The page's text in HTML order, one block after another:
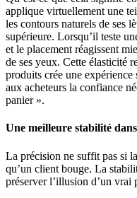
applique virtuellement une
les contours naturels de ses
supérieure. Lorsqu’il teste
et le placement réagissent
de ses yeux. Cette élasticité
produits crée une
aux acheteurs la confiance
panier ».
Une meilleure stabilité
La précision ne suffit pas si
qu’un client bouge. La
préserver l’illusion d’un